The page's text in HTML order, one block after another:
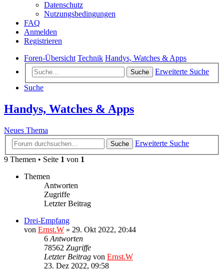
Datenschutz
Nutzungsbedingungen
FAQ
Anmelden
Registrieren
Foren-Übersicht Technik Handys, Watches & Apps
Suche
Erweiterte Suche
Suche
Handys, Watches & Apps
Neues Thema
Suche
Erweiterte Suche
9 Themen • Seite 1 von 1
Themen
Antworten
Zugriffe
Letzter Beitrag
Drei-Empfang
von Ernst.W » 29. Okt 2022, 20:44
6Antworten
78562 Zugriffe
Letzter Beitrag von Ernst.W
23. Dez 2022, 09:58